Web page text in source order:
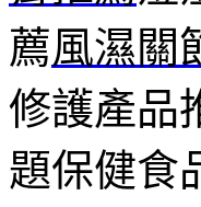
薦風濕關
修護產品
題保健食